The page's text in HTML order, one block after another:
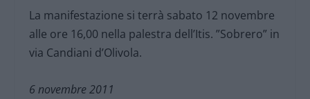
La manifestazione si terrà sabato 12 novembre
alle ore 16,00 nella palestra dell’Itis. ”Sobrero” in
via Candiani d’Olivola.
6 novembre 2011